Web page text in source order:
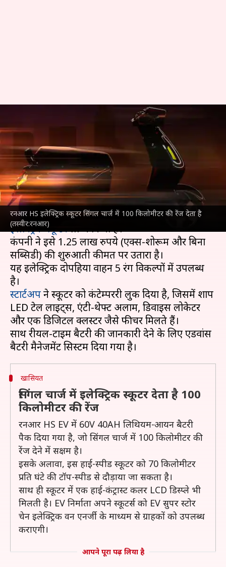
रनआर HS इलेक्ट्रिक स्कूटर सिंगल चार्ज में 100 किलोमीटर की रेंज देता है
(तस्वीर:रनआर)
रनआर मोबिलिटी ने लॉन्च किया HS
इलेक्ट्रिक स्कूटर, कीमत 1.25 लाख
रुपये
दिनेश चंद शर्मा May 24, 2023 07:45 pm
क्या है खबर?
इलेक्ट्रिक दोपहिया वाहन निर्माता रनआर मोबिलिटी ने HS
इलेक्ट्रिक स्कूटरलॉन्च किया है।
कंपनी ने इसे 1.25 लाख रुपये (एक्स-शोरूम और बिना
सब्सिडी) की शुरुआती कीमत पर उतारा है।
यह इलेक्ट्रिक दोपहिया वाहन 5 रंग विकल्पों में उपलब्ध
स्टार्टअपने स्कूटर को कंटेम्पररी लुक दिया है, जिसमें शार्प
LED टेल लाइट्स, एंटी-थेफ्ट अलार्म, डिवाइस लोकेटर
और एक डिजिटल क्लस्टर जैसे फीचर मिलते हैं।
साथ रीयल-टाइम बैटरी की जानकारी देने के लिए एडवांस
खासियत
सिंगल चार्ज में इलेक्ट्रिक स्कूटर देता है 100
किलोमीटर की रेंज
रनआर HS EV में 60V 40AH लिथियम-आयन बैटरी
पैक दिया गया है, जो सिंगल चार्ज में 100 किलोमीटर की
रेंज देने में सक्षम है।
इसके अलावा, इस हाई-स्पीड स्कूटर को 70 किलोमीटर
प्रति घंटे की टॉप-स्पीड से दौड़ाया जा सकता है।
साथ ही स्कूटर में एक हाई-कंट्रास्ट कलर LCD डिस्प्ले भी
मिलती है। EV निर्माता अपने स्कूटर्स को EV सुपर स्टोर
चेन इलेक्ट्रिक वन एनर्जी के माध्यम से ग्राहकों को उपलब्ध
कराएगी।
आपने पूरा पढ़ लिया है